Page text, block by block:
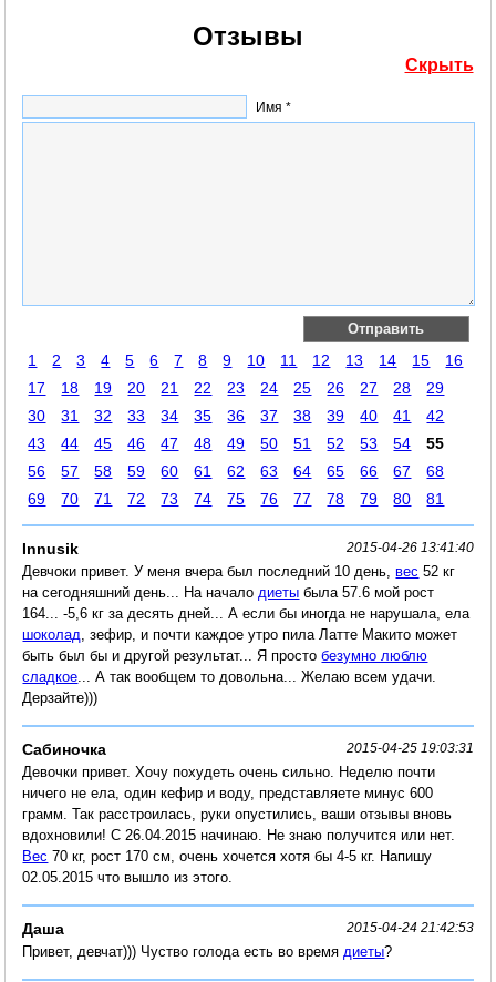
Отзывы
Скрыть
Имя *
1 2 3 4 5 6 7 8 9 10 11 12 13 14 15
16
17
18 19 20 21 22 23 24 25 26 27 28
29
30
31 32 33 34 35 36 37 38 39 40 41
42
43
44 45 46 47 48 49 50 51 52 53 54
55
56
57 58 59 60 61 62 63 64 65 66 67
68
69
70 71 72 73 74 75 76 77 78 79 80 81
Innusik 2015-04-26 13:41:40
Девчоки привет. У меня вчера был последний 10 день,вес 52 кг
на сегодняшний день... На начало диеты была 57.6 мой рост
164... -5,6 кг за десять дней... А если бы иногда не нарушала, ела
шоколад , зефир, и почти каждое утро пила Латте Макито может
быть был бы и другой результат... Я простобезумно люблю
сладкое ... А так вообщем то довольна... Желаю всем удачи.
Дерзайте)))
Сабиночка 2015-04-25 19:03:31
Девочки привет. Хочу похудеть очень сильно. Неделю почти
ничего не ела, один кефир и воду, представляете минус 600
грамм. Так расстроилась, руки опустились, ваши отзывы вновь
вдохновили! С 26.04.2015 начинаю. Не знаю получится или нет.
Вес 70 кг, рост 170 см, очень хочется хотя бы 4-5 кг. Напишу
02.05.2015 что вышло из этого.
Даша 2015-04-24 21:42:53
Привет, девчат))) Чуство голода есть во время диеты?